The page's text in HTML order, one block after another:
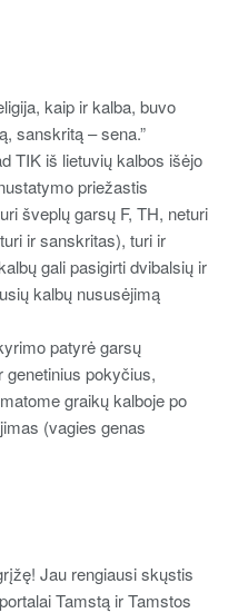
kaip ir kalba, buvo
sanskritą – sena.”
TIK iš lietuvių kalbos išėjo
priežastis
šveplų garsų F, TH, neturi
ir sanskritas), turi ir
gali pasigirti dvibalsių ir
kalbų nususėjimą
patyrė garsų
genetinius pokyčius,
graikų kalboje po
(vagies genas
Jau rengiausi skųstis
Tamstą ir Tamstos